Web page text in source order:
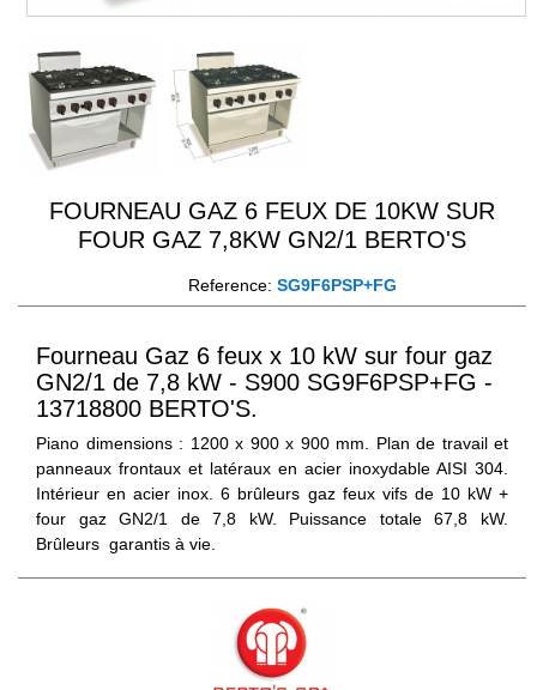
FOURNEAU GAZ 6 FEUX DE 10KW SUR
FOUR GAZ 7,8KW GN2/1 BERTO'S
Reference: SG9F6PSP+FG
Fourneau Gaz 6 feux x 10 kW sur four gaz
GN2/1 de 7,8 kW - S900 SG9F6PSP+FG -
13718800 BERTO'S.
Piano dimensions : 1200 x 900 x 900 mm. Plan de travail et
panneaux frontaux et latéraux en acier inoxydable AISI 304.
Intérieur en acier inox. 6 brûleurs gaz feux vifs de 10 kW +
four gaz GN2/1 de 7,8 kW. Puissance totale 67,8 kW.
Brûleurs garantis à vie.